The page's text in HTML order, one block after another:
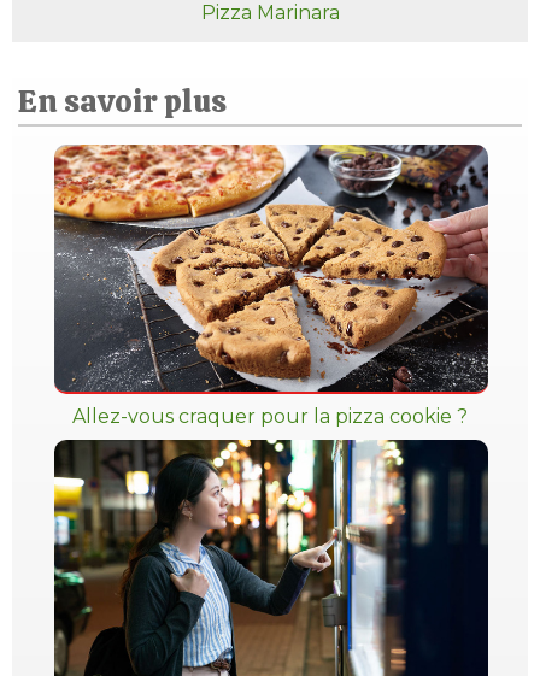
Pizza Marinara
En savoir plus
Allez-vous craquer pour la pizza cookie ?